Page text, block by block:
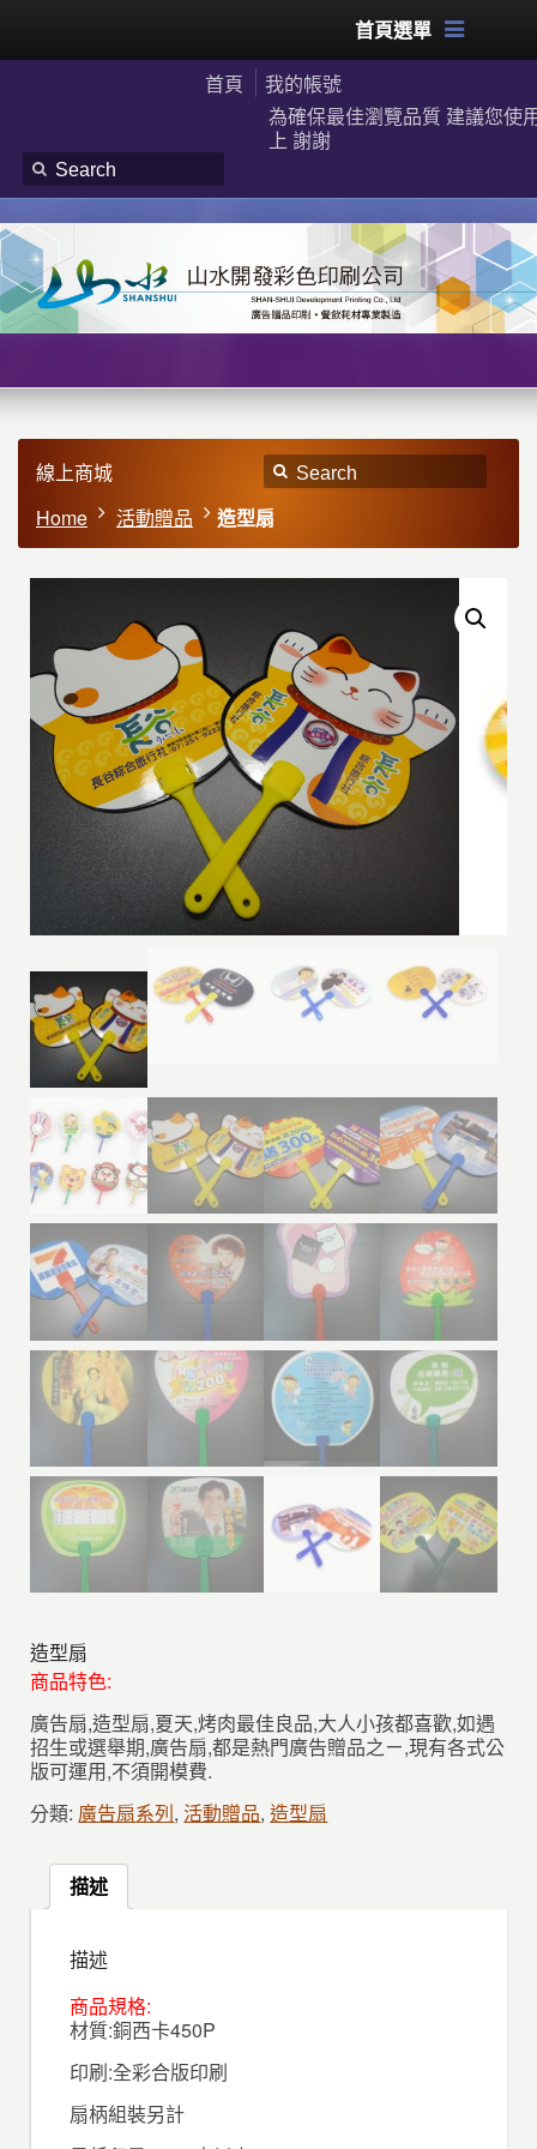
首頁選單
首頁
我的帳號
為確保最佳瀏覽品質 建議您使
上 謝謝
線上商城
Home
活動贈品 造型扇
造型扇
商品特色:
廣告扇,造型扇,夏天,烤肉最佳良品,大人小孩都喜歡,如遇
招生或選舉期,廣告扇,都是熱門廣告贈品之ㄧ,現有各式公
版可運用,不須開模費.
分類: 廣告扇系列,活動贈品,造型扇
描述
描述
商品規格:
材質:銅西卡450P
印刷:全彩合版印刷
扇柄組裝另計